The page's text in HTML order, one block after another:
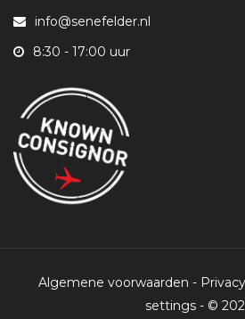
info@senefelder.nl
8:30 - 17:00 uur
Algemene voorwaarden -
settings- ©